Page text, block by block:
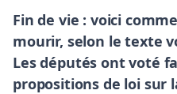
Fin de vie : voici
mourir, selon le texte
Les députés ont voté
propositions de loi sur